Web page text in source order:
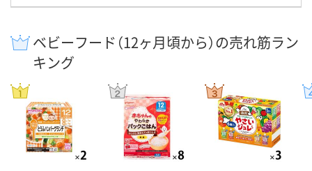
ベビーフード（12ヶ月頃から）の売れ筋ラン
キング